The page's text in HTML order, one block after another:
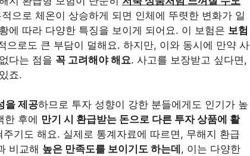
으로 체온이 상승하게 되면 인체에 뚜렷한 변화가 일
에 따라 다양한 특징을 보이게 되어요. 이 보험은 보험
으로도 큰 부담이 덜해요. 하지만, 이와 동시에 만약 사
다는 점을 꼭 고려해야 해요. 사고를 보장받고 싶다면,
죠.
을 제공하므로 투자 성향이 강한 분들에게도 인기가 높
한 후에 만기 시 환급받는 돈으로 다른 투자 상품에 활
기도 해요. 실제로 통계자료에 따르면, 무해지 환급
비교해 높은 만족도를 보이기도 하는데 , 이는 다양한